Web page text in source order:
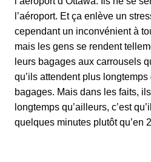
l’aéroport. Et ça enlève un
cependant un inconvénient à
mais les gens se rendent
leurs bagages aux carrousels
qu’ils attendent plus
bagages. Mais dans les faits,
longtemps qu’ailleurs, c’est
quelques minutes plutôt qu’en